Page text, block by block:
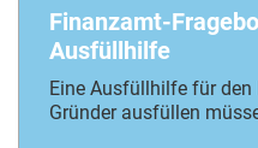
Finanzamt-
Ausfüllhilfe
Eine Ausfüllhilfe für den
Gründer ausfüllen